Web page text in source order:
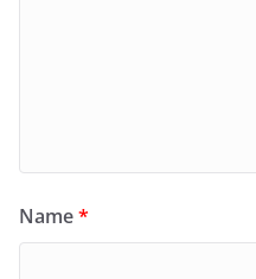
Name*